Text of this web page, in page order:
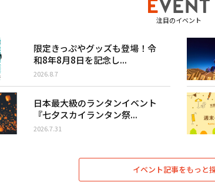
注目のイベント
限定きっぷやグッズも登場！令
和8年8月8日を記念し...
2026.8.7
日本最大級のランタンイベント
『七夕スカイランタン祭...
2026.7.31
イベント記事をもっと